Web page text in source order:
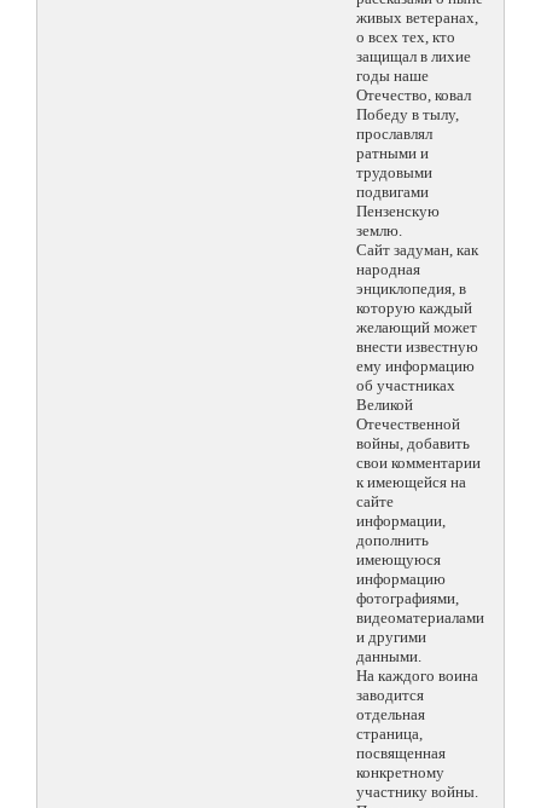
живых ветеранах,
о всех тех, кто
защищал в лихие
годы наше
Отечество, ковал
Победу в тылу,
прославлял
ратными и
трудовыми
подвигами
Пензенскую
землю.
Сайт задуман, как
народная
энциклопедия, в
которую каждый
желающий может
внести известную
ему информацию
об участниках
Великой
Отечественной
войны, добавить
свои комментарии
к имеющейся на
сайте
информации,
дополнить
имеющуюся
информацию
фотографиями,
видеоматериалами
и другими
данными.
На каждого воина
заводится
отдельная
страница,
посвященная
конкретному
участнику войны.